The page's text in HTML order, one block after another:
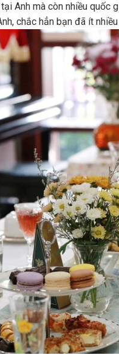
Anh mà còn nhiều quốc
chắc hẳn bạn đã ít